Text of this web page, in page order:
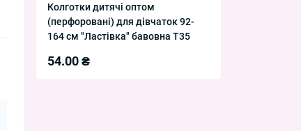
Колготки дитячі оптом
(перфоровані) для дівчаток 92-
164 см "Ластівка" бавовна T35
54.00 ₴